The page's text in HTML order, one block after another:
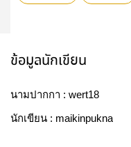
ข้อมูลนักเขียน
นามปากกา : wert18
นักเขียน : maikinpukna